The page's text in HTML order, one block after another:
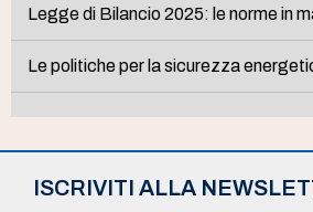
Legge di Bilancio 2025: le norme in
Le politiche per la sicurezza
ISCRIVITI ALLA